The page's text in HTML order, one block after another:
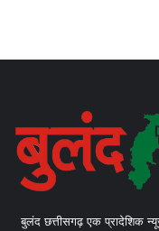
बुलंद छत्तीसगढ़ एक प्रादेशिक